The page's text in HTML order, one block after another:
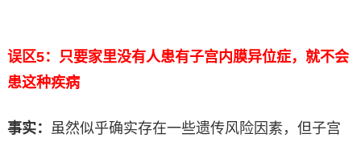
误区5：只要家里没有人患有子宫内膜异位症，就不会
患这种疾病
事实：
虽然似乎确实存在一些遗传风险因素，但子宫